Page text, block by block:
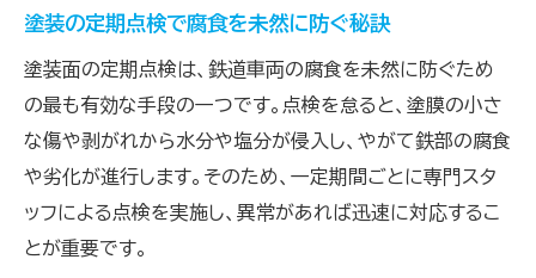
塗装の定期点検で腐食を未然に防ぐ秘訣
塗装面の定期点検は、鉄道車両の腐食を未然に防ぐため
の最も有効な手段の一つです。点検を怠ると、塗膜の小さ
な傷や剥がれから水分や塩分が侵入し、やがて鉄部の腐食
や劣化が進行します。そのため、一定期間ごとに専門スタ
ッフによる点検を実施し、異常があれば迅速に対応するこ
とが重要です。